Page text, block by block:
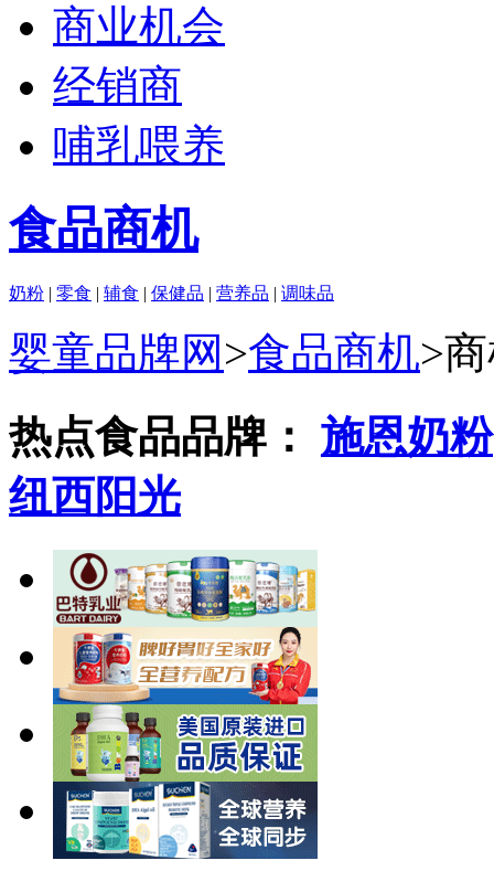
商业机会
经销商
哺乳喂养
食品商机
奶粉 | 零食 | 辅食 | 保健品 | 营养品 | 调味品
婴童品牌网 >食品商机>
热点食品品牌： 施恩奶粉
纽西阳光